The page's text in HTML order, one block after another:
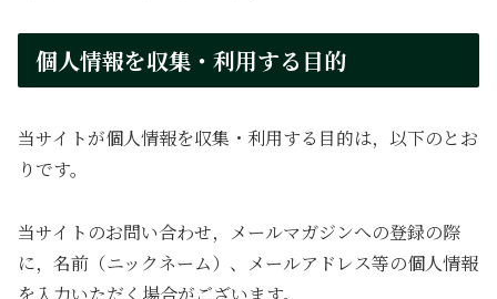
個人情報を収集・利用する目的
当サイトが個人情報を収集・利用する目的は，以下のとお
りです。
当サイトのお問い合わせ，メールマガジンへの登録の際
に，名前（ニックネーム）、メールアドレス等の個人情報